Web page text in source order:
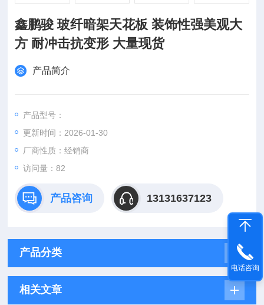
鑫鹏骏 玻纤暗架天花板 装饰性强美观大
方 耐冲击抗变形 大量现货
产品简介
产品型号：
更新时间：2026-01-30
厂商性质：经销商
访问量：82
产品咨询 13131637123
产品分类
相关文章
电话咨询